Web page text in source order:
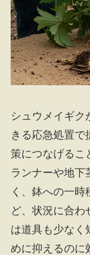
シュウメイギク
きる応急処置
策につなげるこ
ランナーや地下
く、鉢への一
ど、状況に合わ
は道具も少なく
めに抑えるのに